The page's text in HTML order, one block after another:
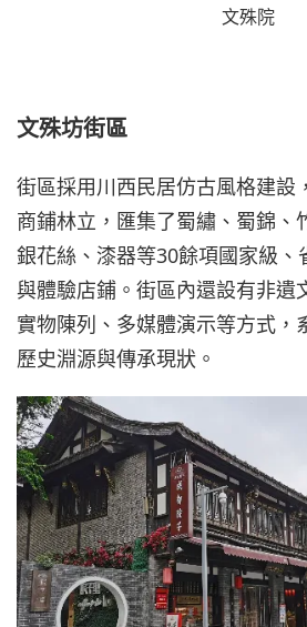
文殊院
文殊坊街區
街區採用川西民居仿古風格建設
商鋪林立，匯集了蜀繡、蜀錦、
銀花絲、漆器等30餘項國家級、
與體驗店鋪。街區內還設有非遺
實物陳列、多媒體演示等方式，
歷史淵源與傳承現狀。